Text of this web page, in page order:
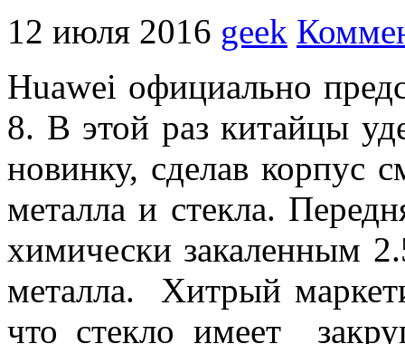
12 июля 2016 geek
Huawei официально
8. В этой раз китайцы
новинку, сделав корпус
металла и стекла.
химически закаленным
металла. Хитрый
что стекло имеет